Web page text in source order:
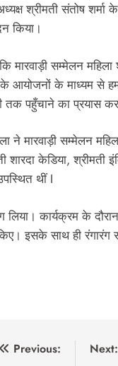
श्रीमती संतोष
किया।
मारवाड़ी सम्मेलन
आयोजनों के माध्यम से
तक पहुँचाने का प्रयास
ने मारवाड़ी सम्मेलन
शारदा केडिया, श्रीमती
थीं I
कार्यक्रम के
इसके साथ ही
Previous:
Next: